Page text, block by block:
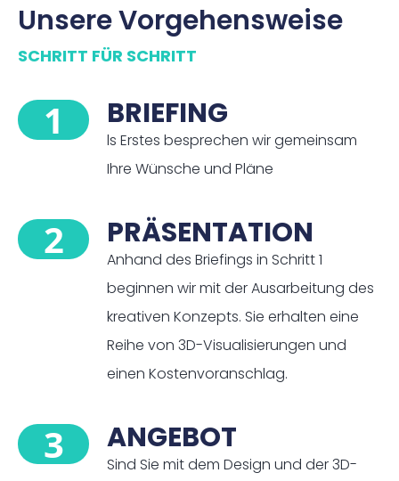
Unsere Vorgehensweise
SCHRITT FÜR SCHRITT
1 BRIEFING
ls Erstes besprechen wir gemeinsam
Ihre Wünsche und Pläne
2 PRÄSENTATION
Anhand des Briefings in Schritt 1
beginnen wir mit der Ausarbeitung des
kreativen Konzepts. Sie erhalten eine
Reihe von 3D-Visualisierungen und
einen Kostenvoranschlag.
3 ANGEBOT
Sind Sie mit dem Design und der 3D-